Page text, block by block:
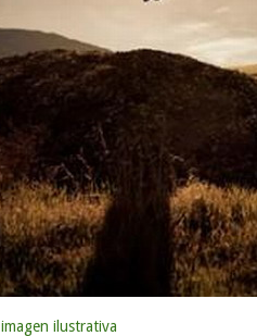
imagen ilustrativa